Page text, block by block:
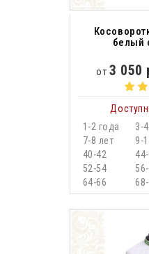
белый
от 3 050
1-2 года
3-
7-8 лет
9-
40-42
52-54
64-66